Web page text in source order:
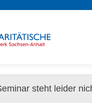
steht leider